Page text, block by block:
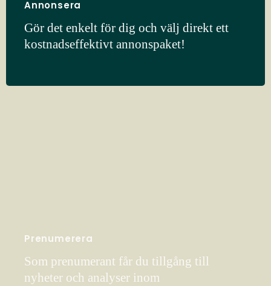
Annonsera
Gör det enkelt för dig och välj direkt ett
kostnadseffektivt annonspaket!
Prenumerera
Som prenumerant får du tillgång till
nyheter och analyser inom